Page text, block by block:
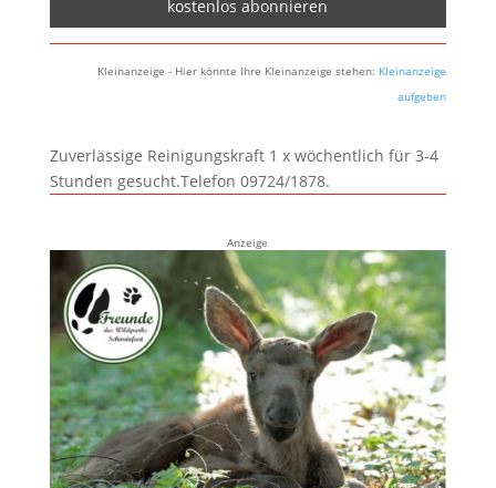
Kleinanzeige - Hier könnte Ihre Kleinanzeige stehen: Kleinanzeige
aufgeben
Zuverlässige Reinigungskraft 1 x wöchentlich für 3-4
Stunden gesucht.Telefon 09724/1878.
Anzeige